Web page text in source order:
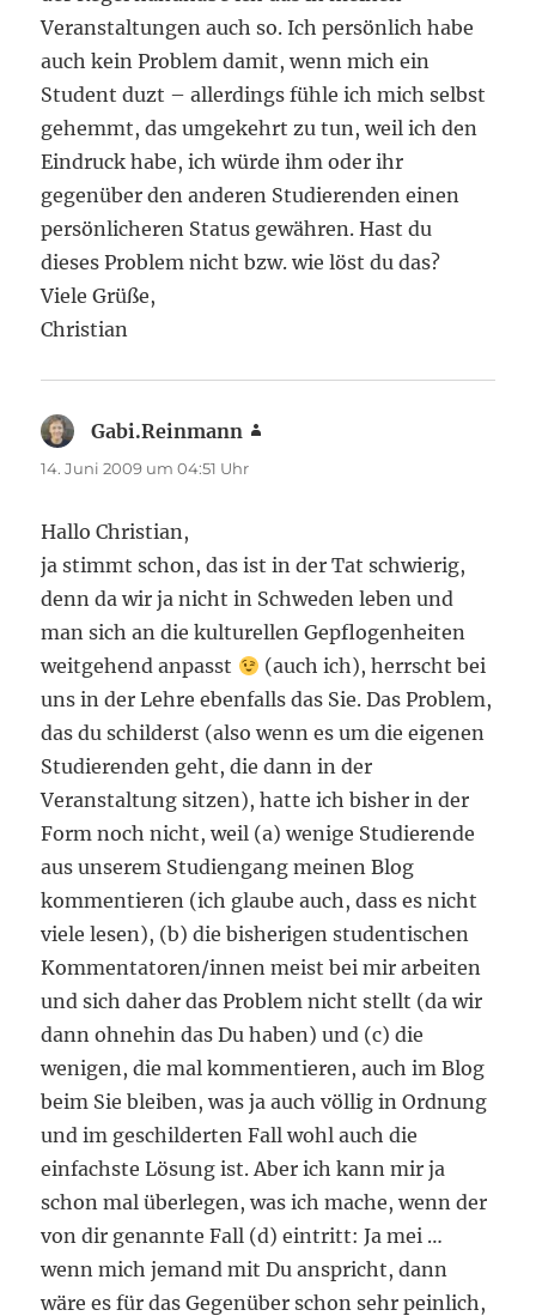
Veranstaltungen auch so. Ich persönlich habe
auch kein Problem damit, wenn mich ein
Student duzt – allerdings fühle ich mich selbst
gehemmt, das umgekehrt zu tun, weil ich den
Eindruck habe, ich würde ihm oder ihr
gegenüber den anderen Studierenden einen
persönlicheren Status gewähren. Hast du
dieses Problem nicht bzw. wie löst du das?
Viele Grüße,
Christian
Gabi.Reinmann
14. Juni 2009 um 04:51 Uhr
Hallo Christian,
ja stimmt schon, das ist in der Tat schwierig,
denn da wir ja nicht in Schweden leben und
man sich an die kulturellen Gepflogenheiten
weitgehend anpasst
(auch ich), herrscht bei
uns in der Lehre ebenfalls das Sie. Das Problem,
das du schilderst (also wenn es um die eigenen
Studierenden geht, die dann in der
Veranstaltung sitzen), hatte ich bisher in der
Form noch nicht, weil (a) wenige Studierende
aus unserem Studiengang meinen Blog
kommentieren (ich glaube auch, dass es nicht
viele lesen), (b) die bisherigen studentischen
Kommentatoren/innen meist bei mir arbeiten
und sich daher das Problem nicht stellt (da wir
dann ohnehin das Du haben) und (c) die
wenigen, die mal kommentieren, auch im Blog
beim Sie bleiben, was ja auch völlig in Ordnung
und im geschilderten Fall wohl auch die
einfachste Lösung ist. Aber ich kann mir ja
schon mal überlegen, was ich mache, wenn der
von dir genannte Fall (d) eintritt: Ja mei …
wenn mich jemand mit Du anspricht, dann
wäre es für das Gegenüber schon sehr peinlich,